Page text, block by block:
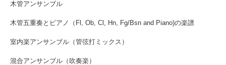
木管アンサンブル
木管五重奏とピアノ（Fl, Ob, Cl, Hn, Fg/Bsn and Piano)の楽譜
室内楽アンサンブル（管弦打ミックス）
混合アンサンブル（吹奏楽）